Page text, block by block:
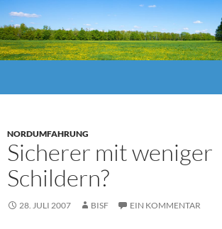
NORDUMFAHRUNG
Sicherer mit weniger
Schildern?
28. JULI 2007 BISF EIN KOMMENTAR